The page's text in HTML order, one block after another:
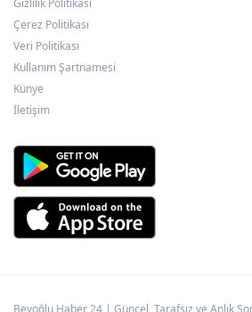
Çerez Politikası
Veri Politikası
Kullanım Şartnamesi
Künye
İletişim
Beyoğlu Haber 24 | Güncel, Tarafsız ve Anlık